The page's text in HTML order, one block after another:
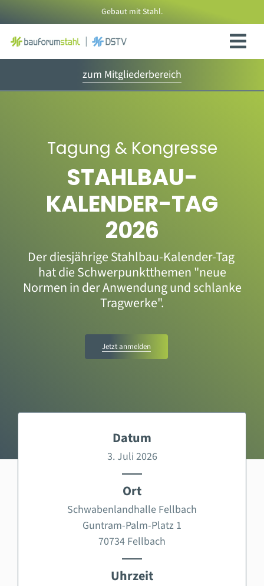
Inhalt
springen
Gebaut mit Stahl.
zum Mitgliederbereich
Tagung & Kongresse
STAHLBAU-
KALENDER-TAG
2026
Der diesjährige Stahlbau-Kalender-Tag
hat die Schwerpunktthemen "neue
Normen in der Anwendung und schlanke
Tragwerke".
Jetzt anmelden
Datum
3. Juli 2026
Ort
Schwabenlandhalle Fellbach
Guntram-Palm-Platz 1
70734 Fellbach
Uhrzeit